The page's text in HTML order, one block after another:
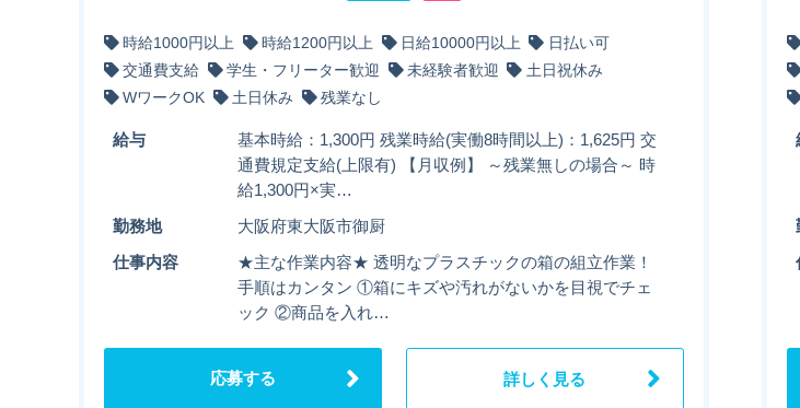
時給1000円以上 時給1200円以上 日給10000円以上
日払い可
交通費支給
学生・フリーター歓迎 未経験者歓迎
土日祝休み
WワークOK
土日休み 残業なし
給与
基本時給：1,300円 残業時給(実働8時間以上)：1,625円 交
通費規定支給(上限有) 【月収例】 ～残業無しの場合～ 時
給1,300円×実…
勤務地 大阪府東大阪市御厨
仕事内容
★主な作業内容★ 透明なプラスチックの箱の組立作業！
手順はカンタン ①箱にキズや汚れがないかを目視でチェ
ック ②商品を入れ…
応募する 詳しく見る